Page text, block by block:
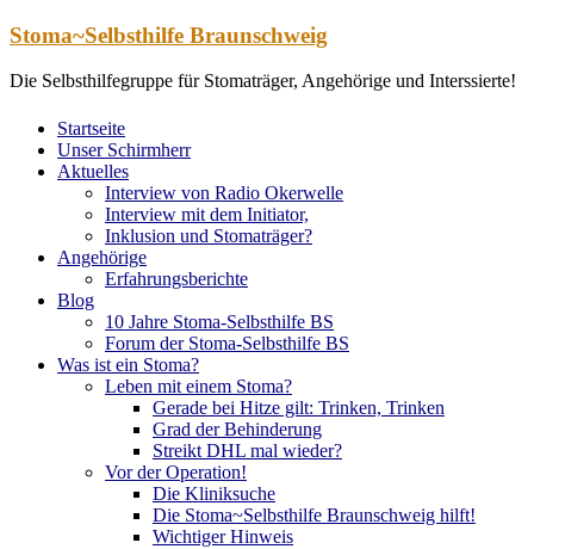
Zum
springen
Stoma~Selbsthilfe Braunschweig
Die Selbsthilfegruppe für Stomaträger, Angehörige und Interssierte!
Startseite
Unser Schirmherr
Aktuelles
Interview von Radio Okerwelle
Interview mit dem Initiator,
Inklusion und Stomaträger?
Angehörige
Erfahrungsberichte
Blog
10 Jahre Stoma-Selbsthilfe BS
Forum der Stoma-Selbsthilfe BS
Was ist ein Stoma?
Leben mit einem Stoma?
Gerade bei Hitze gilt: Trinken, Trinken
Grad der Behinderung
Streikt DHL mal wieder?
Vor der Operation!
Die Kliniksuche
Die Stoma~Selbsthilfe Braunschweig hilft!
Wichtiger Hinweis